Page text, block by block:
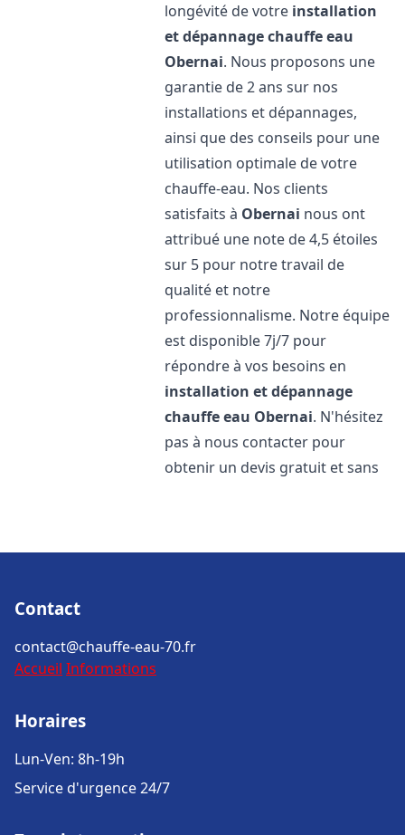
longévité de votre installation
et dépannage chauffe eau
Obernai. Nous proposons une
garantie de 2 ans sur nos
installations et dépannages,
ainsi que des conseils pour une
utilisation optimale de votre
chauffe-eau. Nos clients
satisfaits à Obernai nous ont
attribué une note de 4,5 étoiles
sur 5 pour notre travail de
qualité et notre
professionnalisme. Notre équipe
est disponible 7j/7 pour
répondre à vos besoins en
installation et dépannage
chauffe eau Obernai. N'hésitez
pas à nous contacter pour
obtenir un devis gratuit et sans
Contact
contact@chauffe-eau-70.fr
Accueil Informations
Horaires
Lun-Ven: 8h-19h
Service d'urgence 24/7